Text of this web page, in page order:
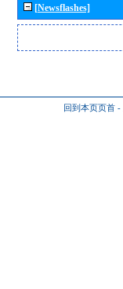
[Newsflashes]
回到本页页首 -